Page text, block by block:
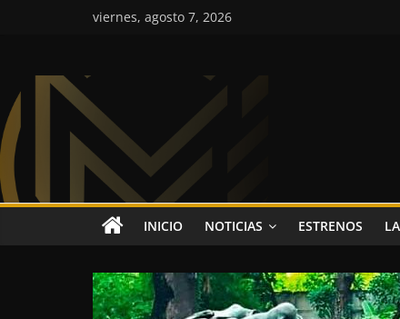
viernes, agosto 7, 2026
Colombia
Music
Inc
Colombia
Music
INICIO NOTICIAS ESTRENOS